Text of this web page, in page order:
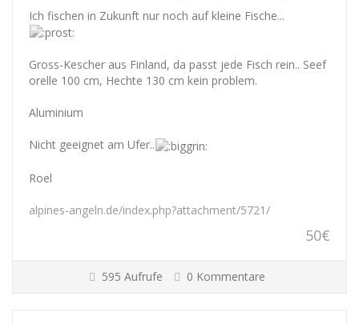
Ich fischen in Zukunft nur noch auf kleine Fische...
Gross-Kescher aus Finland, da passt jede Fisch rein.. Seef
orelle 100 cm, Hechte 130 cm kein problem.
Aluminium
Nicht geeignet am Ufer..
Roel
alpines-angeln.de/index.php?attachment/5721/
50€
595 Aufrufe 0 Kommentare